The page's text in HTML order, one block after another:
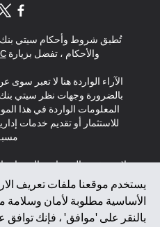
يستخدم موقعنا ملفات تعريف
الأساسية مطلوبة لأمان وسلامة
بالنقر على 'موافق' ، فإنك
تُطبق شروط وأحكام سيتي
والأحكام ، تفضل بزيارة
الآراء الواردة هنا لا تعبر
بالضرورة وجهات نظر سيتي بنك
المعلومات الواردة في هذا
للاستثمار أو تقديم خدمات
لا يتم تقديم المنتجات والخدمات
المقيمين في الاتحاد الأوروبي أو
سويسرا أو غيرنسي أو جيرسي
الفاتيكان أو جزيرة مان أو
(لائحة حماية البيانات العامة